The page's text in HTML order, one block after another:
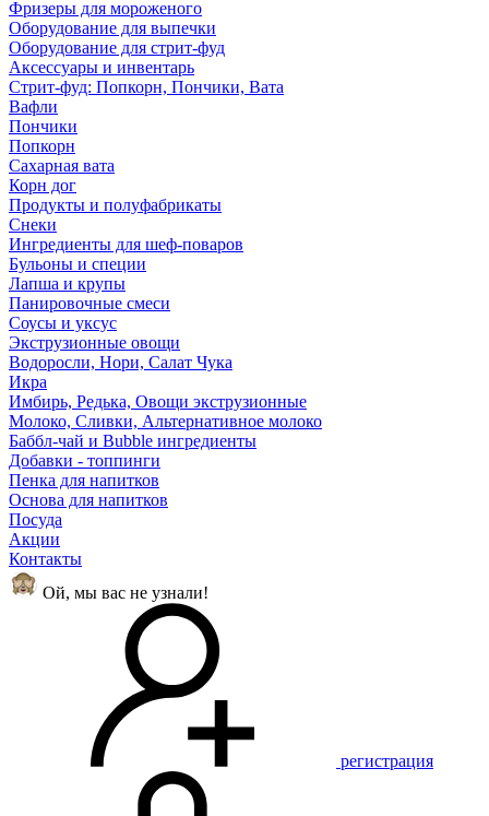
Фризеры для мороженого
Оборудование для выпечки
Оборудование для стрит-фуд
Аксессуары и инвентарь
Стрит-фуд: Попкорн, Пончики, Вата
Вафли
Пончики
Попкорн
Сахарная вата
Корн дог
Продукты и полуфабрикаты
Снеки
Ингредиенты для шеф-поваров
Бульоны и специи
Лапша и крупы
Панировочные смеси
Соусы и уксус
Экструзионные овощи
Водоросли, Нори, Салат Чука
Икра
Имбирь, Редька, Овощи экструзионные
Молоко, Сливки, Альтернативное молоко
Баббл-чай и Bubble ингредиенты
Добавки - топпинги
Пенка для напитков
Основа для напитков
Посуда
Акции
Контакты
Ой, мы вас не узнали!
регистрация